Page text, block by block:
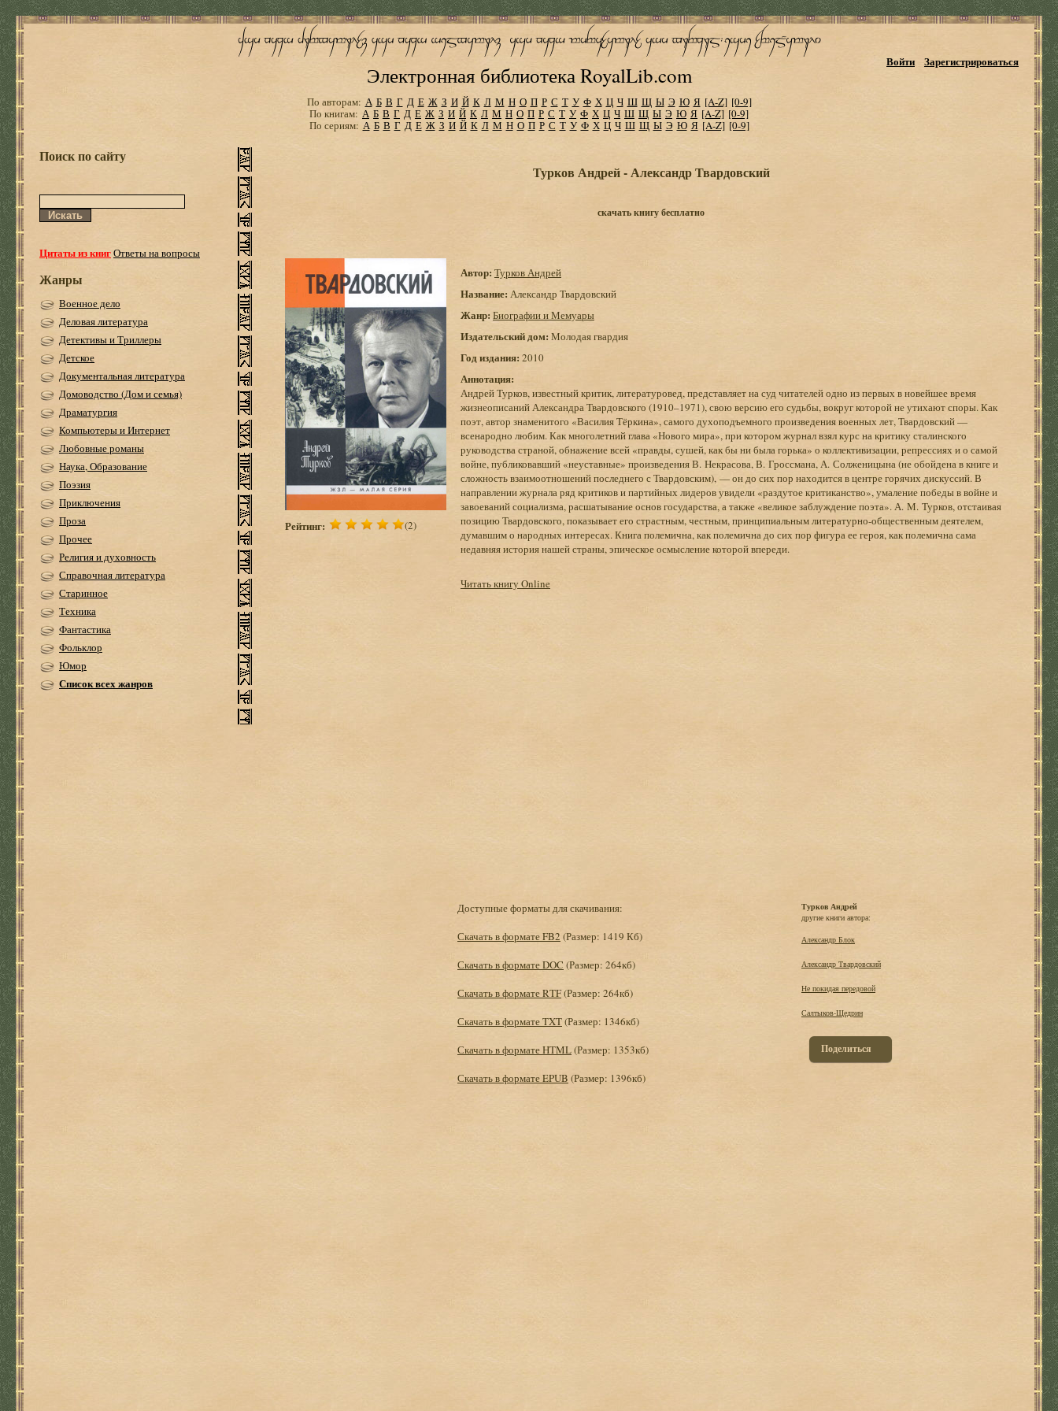
Электронная библиотека RoyalLib.com
Войти Зарегистрироваться
По авторам: А Б В Г Д Е Ж З И Й К Л М Н О П Р С Т У Ф Х Ц Ч Ш Щ Ы Э Ю Я [A-Z] [0-9]
По книгам: А Б В Г Д Е Ж З И Й К Л М Н О П Р С Т У Ф Х Ц Ч Ш Щ Ы Э Ю Я [A-Z] [0-9]
По сериям: А Б В Г Д Е Ж З И Й К Л М Н О П Р С Т У Ф Х Ц Ч Ш Щ Ы Э Ю Я [A-Z] [0-9]
Поиск по сайту
Цитаты из книгОтветы на вопросы
Жанры
Военное дело
Деловая литература
Детективы и Триллеры
Детское
Документальная литература
Домоводство (Дом и семья)
Драматургия
Компьютеры и Интернет
Любовные романы
Наука, Образование
Поэзия
Приключения
Проза
Прочее
Религия и духовность
Справочная литература
Старинное
Техника
Фантастика
Фольклор
Юмор
Список всех жанров
Турков Андрей - Александр Твардовский
скачать книгу бесплатно
Рейтинг: (2)
Автор: Турков Андрей
Название: Александр Твардовский
Жанр: Биографии и Мемуары
Издательский дом: Молодая гвардия
Год издания: 2010
Аннотация:
Андрей Турков, известный критик, литературовед, представляет на суд читателей одно из первых в новейшее время
жизнеописаний Александра Твардовского (1910–1971), свою версию его судьбы, вокруг которой не утихают споры. Как
поэт, автор знаменитого «Василия Тёркина», самого духоподъемного произведения военных лет, Твардовский —
всенародно любим. Как многолетний глава «Нового мира», при котором журнал взял курс на критику сталинского
руководства страной, обнажение всей «правды, сушей, как бы ни была горька» о коллективизации, репрессиях и о самой
войне, публиковавший «неуставные» произведения В. Некрасова, В. Гроссмана, А. Солженицына (не обойдена в книге и
сложность взаимоотношений последнего с Твардовским), — он до сих пор находится в центре горячих дискуссий. В
направлении журнала ряд критиков и партийных лидеров увидели «раздутое критиканство», умаление победы в войне и
завоеваний социализма, расшатывание основ государства, а также «великое заблуждение поэта». А. М. Турков, отстаивая
позицию Твардовского, показывает его страстным, честным, принципиальным литературно-общественным деятелем,
думавшим о народных интересах. Книга полемична, как полемична до сих пор фигура ее героя, как полемична сама
недавняя история нашей страны, эпическое осмысление которой впереди.
Читать книгу Online
Доступные форматы для скачивания:
Скачать в формате FB2 (Размер: 1419 Кб)
Скачать в формате DOC (Размер: 264кб)
Скачать в формате RTF(Размер: 264кб)
Скачать в формате TXT(Размер: 1346кб)
Скачать в формате HTML(Размер: 1353кб)
Скачать в формате EPUB (Размер: 1396кб)
Турков Андрей
другие книги автора:
Александр Блок
Александр Твардовский
Не покидая передовой
Салтыков-Щедрин
Поделиться